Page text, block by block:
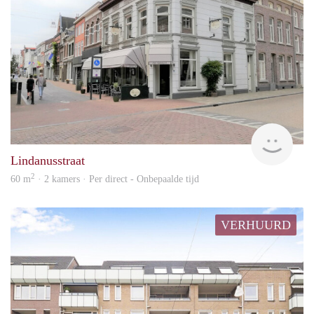
Lindanusstraat
60 m2 · 2 kamers · Per direct - Onbepaalde tijd
VERHUURD